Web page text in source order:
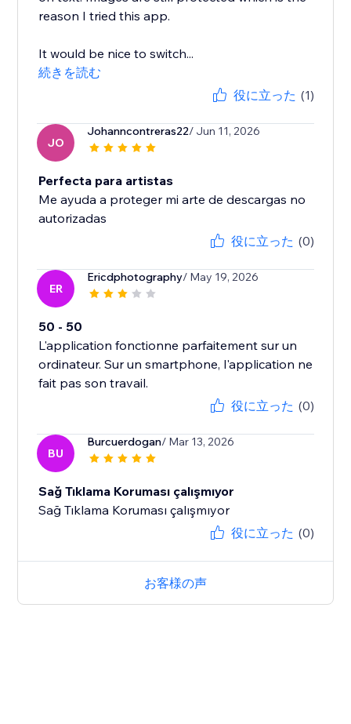
reason I tried this app.
It would be nice to switch...
続きを読む
役に立った (1)
JO
Johanncontreras22/ Jun 11, 2026
Perfecta para artistas
Me ayuda a proteger mi arte de descargas no
autorizadas
役に立った (0)
ER
Ericdphotography/ May 19, 2026
50 - 50
L'application fonctionne parfaitement sur un
ordinateur. Sur un smartphone, l'application ne
fait pas son travail.
役に立った (0)
BU
Burcuerdogan/ Mar 13, 2026
Sağ Tıklama Koruması çalışmıyor
Sağ Tıklama Koruması çalışmıyor
役に立った (0)
お客様の声